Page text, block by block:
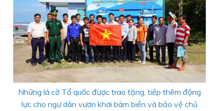
Những lá cờ Tổ quốc được trao tặng, tiếp thêm động
lực cho ngư dân vươn khơi bám biển và bảo vệ chủ